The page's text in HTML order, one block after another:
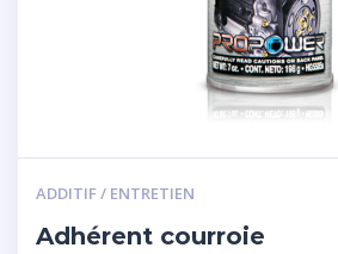
ADDITIF / ENTRETIEN
Adhérent courroie